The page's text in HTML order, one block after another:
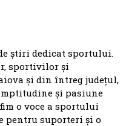
știri dedicat sportului.
sportivilor și
și din întreg județul,
și pasiune
o voce a sportului
pentru suporteri și o